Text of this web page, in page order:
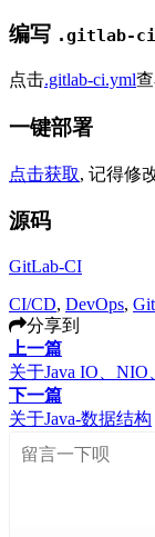
编写 .gitlab-
点击.gitlab-ci.yml
一键部署
点击获取, 记得修
源码
GitLab-CI
CI/CD, DevOps,
分享到
上一篇
关于Java IO、NIO
下一篇
关于Java-数据结构